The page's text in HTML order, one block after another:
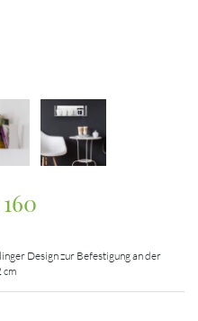
Design zur Befestigung an der
cm